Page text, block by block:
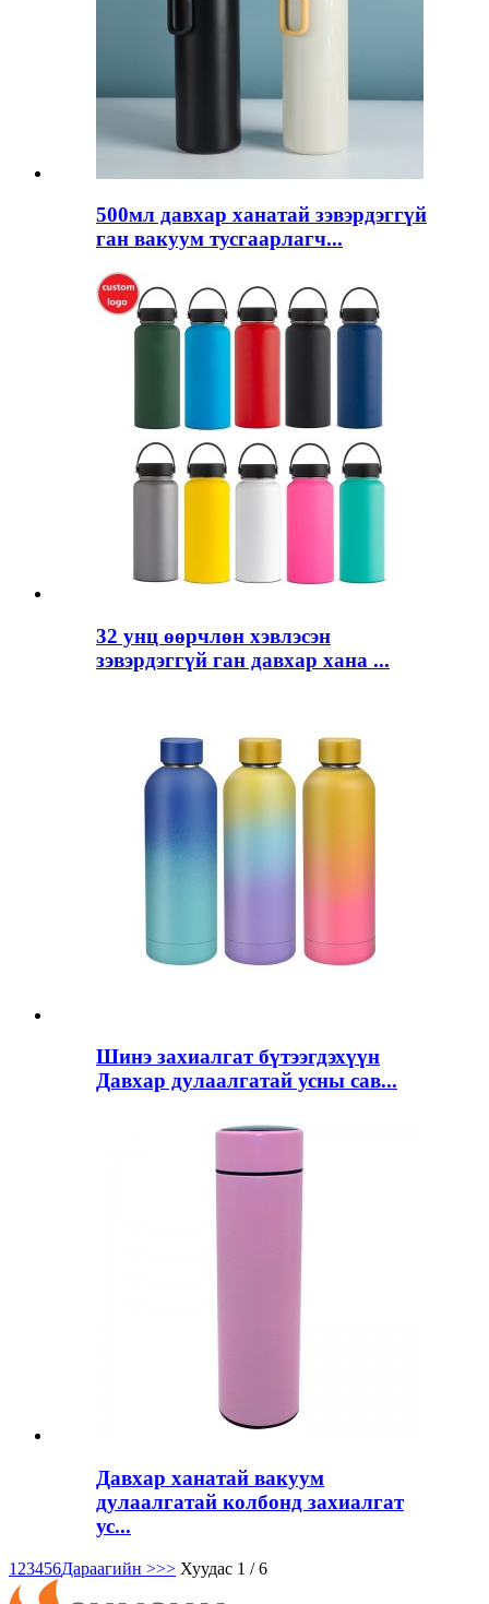
500мл давхар ханатай зэвэрдэггүй
ган вакуум тусгаарлагч...
32 унц өөрчлөн хэвлэсэн
зэвэрдэггүй ган давхар хана ...
Шинэ захиалгат бүтээгдэхүүн
Давхар дулаалгатай усны сав...
Давхар ханатай вакуум
дулаалгатай колбонд захиалгат
ус...
1 23456Дараагийн >>> Хуудас 1 / 6